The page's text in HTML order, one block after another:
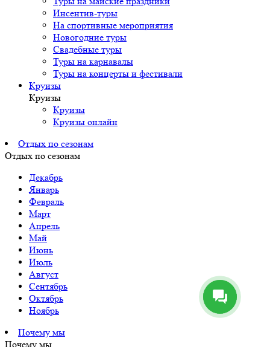
Инсентив-туры
На спортивные мероприятия
Новогодние туры
Свадебные туры
Туры на карнавалы
Туры на концерты и фестивали
Круизы
Круизы
Круизы
Круизы онлайн
Отдых по сезонам
Отдых по сезонам
Декабрь
Январь
Февраль
Март
Апрель
Май
Июнь
Июль
Август
Сентябрь
Октябрь
Ноябрь
Почему мы
Почему мы